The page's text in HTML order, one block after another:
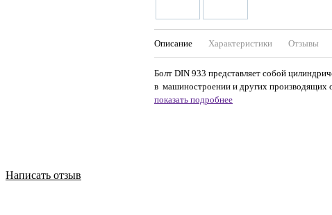
Описание Характеристики Отзывы
Болт DIN 933 представляет собой
в машиностроении и других производящих
показать подробнее
Написать отзыв